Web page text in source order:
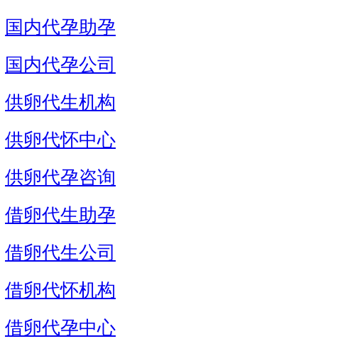
国内代孕助孕
国内代孕公司
供卵代生机构
供卵代怀中心
供卵代孕咨询
借卵代生助孕
借卵代生公司
借卵代怀机构
借卵代孕中心